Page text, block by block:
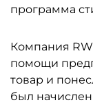
программа
Компания
помощи
товар и
был